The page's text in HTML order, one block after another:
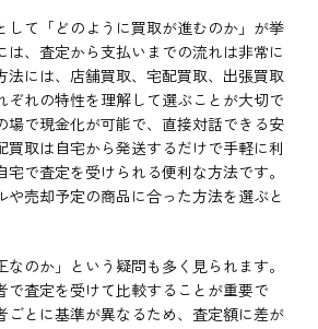
して「どのように買取が進むのか」が挙
は、査定から支払いまでの流れは非常に
法には、店舗買取、宅配買取、出張買取
ぞれの特性を理解して選ぶことが大切で
場で現金化が可能で、直接対話できる安
買取は自宅から発送するだけで手軽に利
で査定を受けられる便利な方法です。
や売却予定の商品に合った方法を選ぶと
のか」という疑問も多く見られます。
で査定を受けて比較することが重要で
ごとに基準が異なるため、査定額に差が